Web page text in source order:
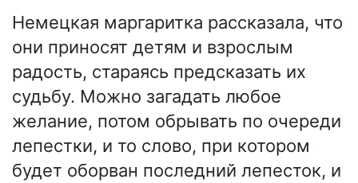
Немецкая маргаритка рассказала, что
они приносят детям и взрослым
радость, стараясь предсказать их
судьбу. Можно загадать любое
желание, потом обрывать по очереди
лепестки, и то слово, при котором
будет оборван последний лепесток, и